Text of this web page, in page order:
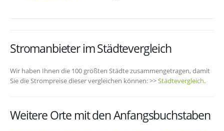
Stromanbieter im Städtevergleich
Wir haben Ihnen die 100 größten Städte zusammengetragen, damit
Sie die Strompreise dieser vergleichen können: >>Städtevergleich.
Weitere Orte mit den Anfangsbuchstaben